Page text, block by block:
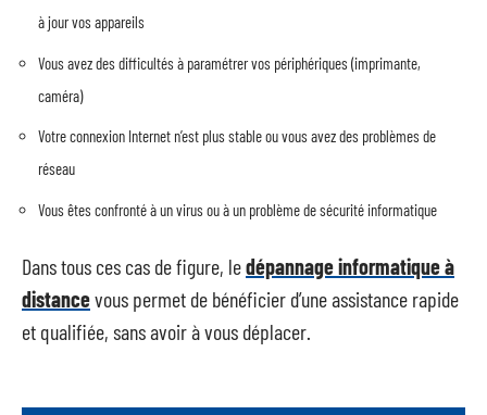
à jour vos appareils
Vous avez des difficultés à paramétrer vos périphériques (imprimante,
caméra)
Votre connexion Internet n’est plus stable ou vous avez des problèmes de
réseau
Vous êtes confronté à un virus ou à un problème de sécurité informatique
Dans tous ces cas de figure, ledépannage informatique à
distancevous permet de bénéficier d’une assistance rapide
et qualifiée, sans avoir à vous déplacer.